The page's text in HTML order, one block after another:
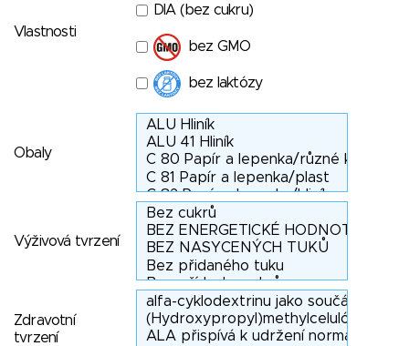
Vlastnosti
DIA (bez cukru)
bez GMO
bez laktózy
Obaly
Výživová tvrzení
Zdravotní
tvrzení